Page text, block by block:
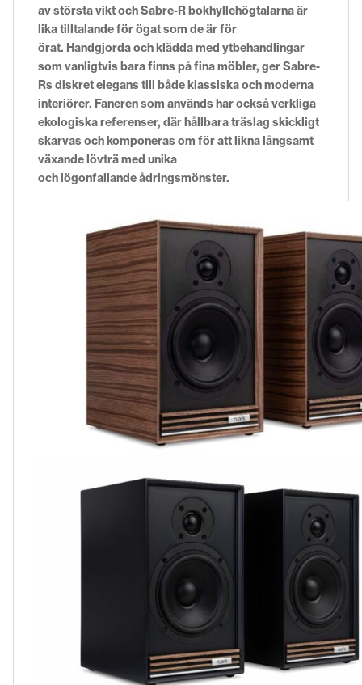
av största vikt ochSabre-Rbokhyllehögtalarna är
lika tilltalande för ögat som de är för
örat. Handgjordaoch klädda med ytbehandlingar
som vanligtvis bara finns på fina möbler, gerSabre-
Rs diskret elegans till både klassiska och moderna
interiörer. Faneren som används har också verkliga
ekologiska referenser, där hållbara träslag skickligt
skarvas och komponeras om för att liknalångsamt
växandelövträ med unika
ochiögonfallandeådringsmönster.